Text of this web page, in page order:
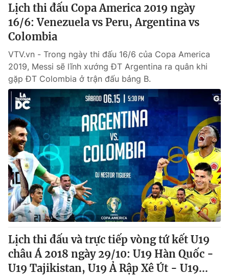
Lịch thi đấu Copa America 2019 ngày
16/6: Venezuela vs Peru, Argentina vs
Colombia
VTV.vn - Trong ngày thi đấu 16/6 của Copa America
2019, Messi sẽ lĩnh xướng ĐT Argentina ra quân khi
gặp ĐT Colombia ở trận đấu bảng B.
Lịch thi đấu và trực tiếp vòng tứ kết U19
châu Á 2018 ngày 29/10: U19 Hàn Quốc -
U19 Tajikistan, U19 Ả Rập Xê Út - U19...